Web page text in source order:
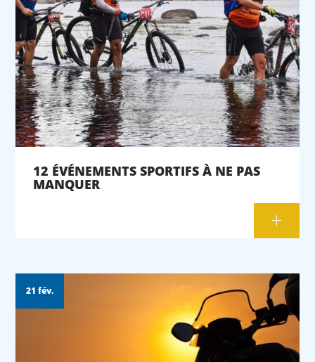
12 ÉVÉNEMENTS SPORTIFS À NE PAS
MANQUER
21 fév.